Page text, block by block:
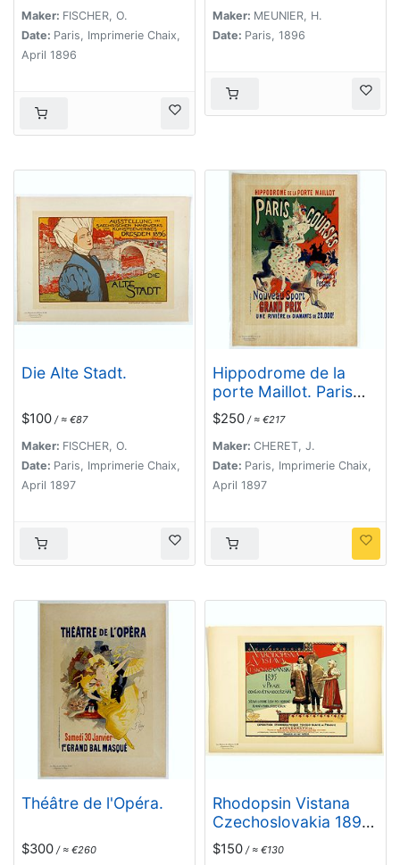
Maker: FISCHER, O.
Date: Paris, Imprimerie Chaix,
April 1896
Maker: MEUNIER, H.
Date: Paris, 1896
Die Alte Stadt.
$100 / ≈ €87
Maker: FISCHER, O.
Date: Paris, Imprimerie Chaix,
April 1897
Hippodrome de la
porte Maillot. Paris
Courses.
$250 / ≈ €217
Maker: CHERET, J.
Date: Paris, Imprimerie Chaix,
April 1897
Théâtre de l'Opéra.
$300 / ≈ €260
Rhodopsin Vistana
Czechoslovakia 1895
. . .
$150 / ≈ €130